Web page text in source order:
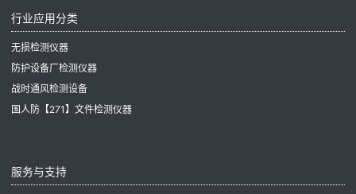
行业应用分类
无损检测仪器
防护设备厂检测仪器
战时通风检测设备
国人防【271】文件检测仪器
服务与支持